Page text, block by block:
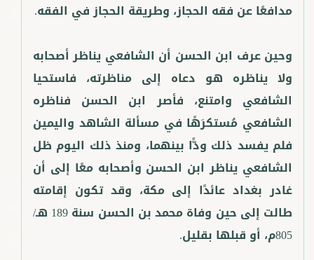
وحين عرف ابن الحسن أن الشافعي يناظر أصحابه
ولا يناظره هو دعاه إلى مناظرته، فاستحيا
الشافعي وامتنع، فأصر ابن الحسن فناظره
الشافعي مُستكرَهًا في مسألة الشاهد واليمين
فلم يفسد ذلك ودًّا بينهما، ومنذ ذلك اليوم ظل
الشافعي يناظر ابن الحسن وأصحابه معًا إلى أن
غادر بغداد عائدًا إلى مكة، وقد تكون إقامته
طالت إلى حين وفاة محمد بن الحسن سنة 189 هـ/